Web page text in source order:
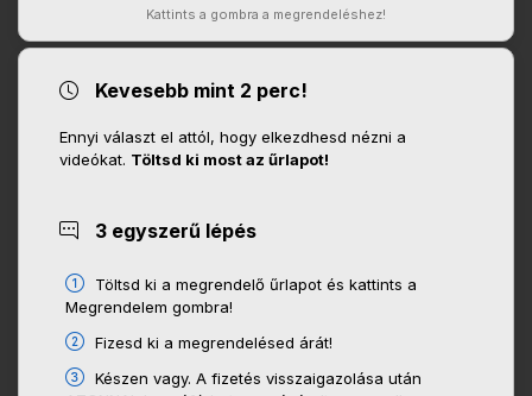
Kattints a gombra a megrendeléshez!
Kevesebb mint 2 perc!
Ennyi választ el attól, hogy elkezdhesd nézni a
videókat. Töltsd ki most az űrlapot!
3 egyszerű lépés
Töltsd ki a megrendelő űrlapot és kattints a
Megrendelem gombra!
Fizesd ki a megrendelésed árát!
Készen vagy. A fizetés visszaigazolása után